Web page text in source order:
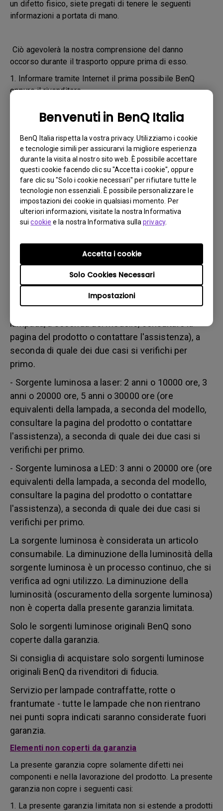
Benvenuti in BenQ Italia
BenQ Italia rispetta la vostra privacy. Utilizziamo i cookie
e tecnologie simili per assicurarvi la migliore esperienza
durante la visita al nostro sito web. È possibile accettare
questi cookie facendo clic su "Accetta i cookie", oppure
fare clic su "Solo i cookie necessari" per rifiutare tutte le
tecnologie non essenziali. È possibile personalizzare le
impostazioni dei cookie in qualsiasi momento. Per
ulteriori informazioni, visitate la nostra Informativa
suicookie e la nostra Informativa sullaprivacy.
Impostazioni
Solo Cookies Necessari
Accetta i cookie
un difetto fisico, siete pregati di tenere le seguenti
informazioni a portata di mano.
Ciò agevolerà la nostra comprensione del danno
occorso durante il trasporto oppure prima di esso.
1. Informare tramite Internet il prima possibile BenQ
oppure il rivenditore
a. del materiale di imballaggio (interno ed esterno)
b. del danno fisico
3. Tenere la fattura e la bolla di consegna a portata di
mano
4. Non utilizzare il prodotto, poiché potrebbero essere
valutate le ore di utilizzo.
La garanzia della lampada (qui indicata come
sorgente luminosa) si basa sul tipo di sorgente
luminosa ed è limitata a:
- Sorgente luminosa a lampada (UHP): 1 anno o
lampada, a seconda del modello, consultare la
pagina del prodotto o contattare l'assistenza), a
seconda di quale dei due casi si verifichi per
primo.
- Sorgente luminosa a laser: 2 anni o 10000 ore, 3
anni o 20000 ore, 5 anni o 30000 ore (ore
equivalenti della lampada, a seconda del modello,
consultare la pagina del prodotto o contattare
l'assistenza), a seconda di quale dei due casi si
verifichi per primo.
- Sorgente luminosa a LED: 3 anni o 20000 ore (ore
equivalenti della lampada, a seconda del modello,
consultare la pagina del prodotto o contattare
l'assistenza), a seconda di quale dei due casi si
verifichi per primo.
La sorgente luminosa è considerata un articolo
consumabile. La diminuzione della luminosità della
sorgente luminosa è un processo continuo, che si
verifica ad ogni utilizzo. La diminuzione della
luminosità (oscuramento della sorgente luminosa)
non è coperta dalla presente garanzia limitata.
Solo le sorgenti luminose originali BenQ sono
coperte dalla garanzia.
Si consiglia di acquistare solo sorgenti luminose
originali BenQ da rivenditori di fiducia.
Servizio per lampade contraffatte, rotte o
frantumate - tutte le lampade che non rientrano
nei punti sopra indicati saranno considerate fuori
garanzia.
Elementi non coperti da garanzia
La presente garanzia copre solamente difetti nei
componenti e nella lavorazione del prodotto. La presente
garanzia non copre i seguenti casi:
1. La presente garanzia limitata non si estende a prodotti